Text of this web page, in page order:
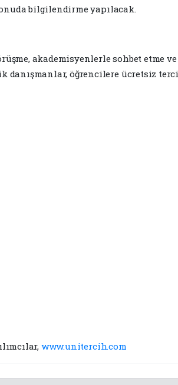
bilgilendirme yapılacak.
akademisyenlerle sohbet etme
öğrencilere ücretsiz
www.unitercih.com